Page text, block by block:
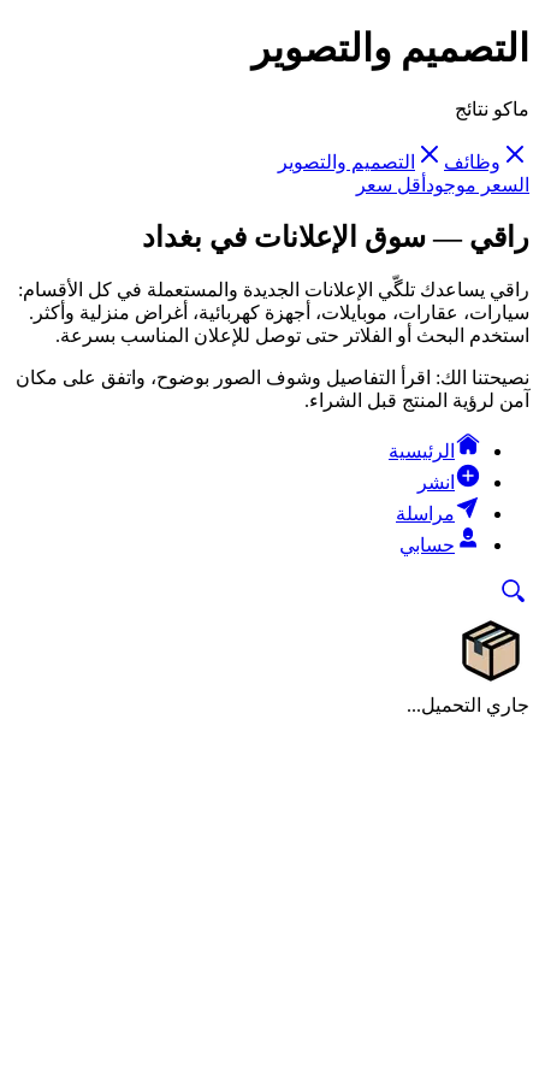
التصميم والتصوير
ماكو نتائج
وظائف
التصميم والتصوير
السعر موجود أقل سعر
راقي — سوق الإعلانات في بغداد
راقي يساعدك تلگّي الإعلانات الجديدة والمستعملة في كل الأقسام:
سيارات، عقارات، موبايلات، أجهزة كهربائية، أغراض منزلية وأكثر.
استخدم البحث أو الفلاتر حتى توصل للإعلان المناسب بسرعة.
نصيحتنا الك: اقرأ التفاصيل وشوف الصور بوضوح، واتفق على مكان
آمن لرؤية المنتج قبل الشراء.
الرئيسية
انشر
مراسلة
حسابي
جاري التحميل...